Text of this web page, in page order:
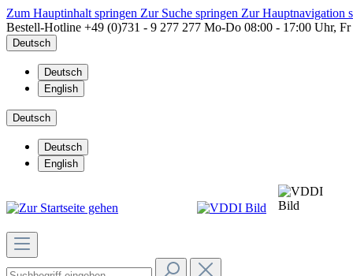
Zum Hauptinhalt springen Zur Suche springen Zur Hauptnavigation
Bestell-Hotline +49 (0)731 - 9 277 277 Mo-Do 08:00 - 17:00 Uhr,
Deutsch
Deutsch
English
Deutsch
Deutsch
English